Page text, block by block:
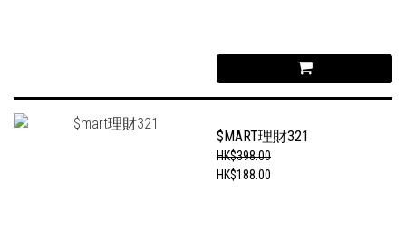
$MART理財321
HK$398.00
HK$188.00